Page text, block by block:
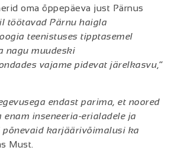
oma õppepäeva just Pärnus
töötavad Pärnu haigla
teenistuses tipptasemel
nagu muudeski
vajame pidevat järelkasvu,“
endast parima, et noored
enam inseneeria-erialadele ja
põnevaid karjäärivõimalusi ka
Must.